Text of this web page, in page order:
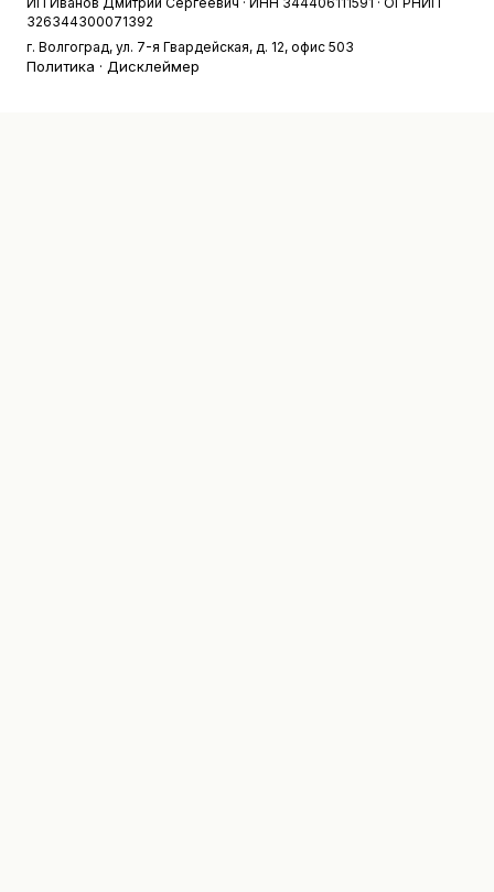
326344300071392
г. Волгоград, ул. 7-я Гвардейская, д. 12, офис 503
Политика · Дисклеймер